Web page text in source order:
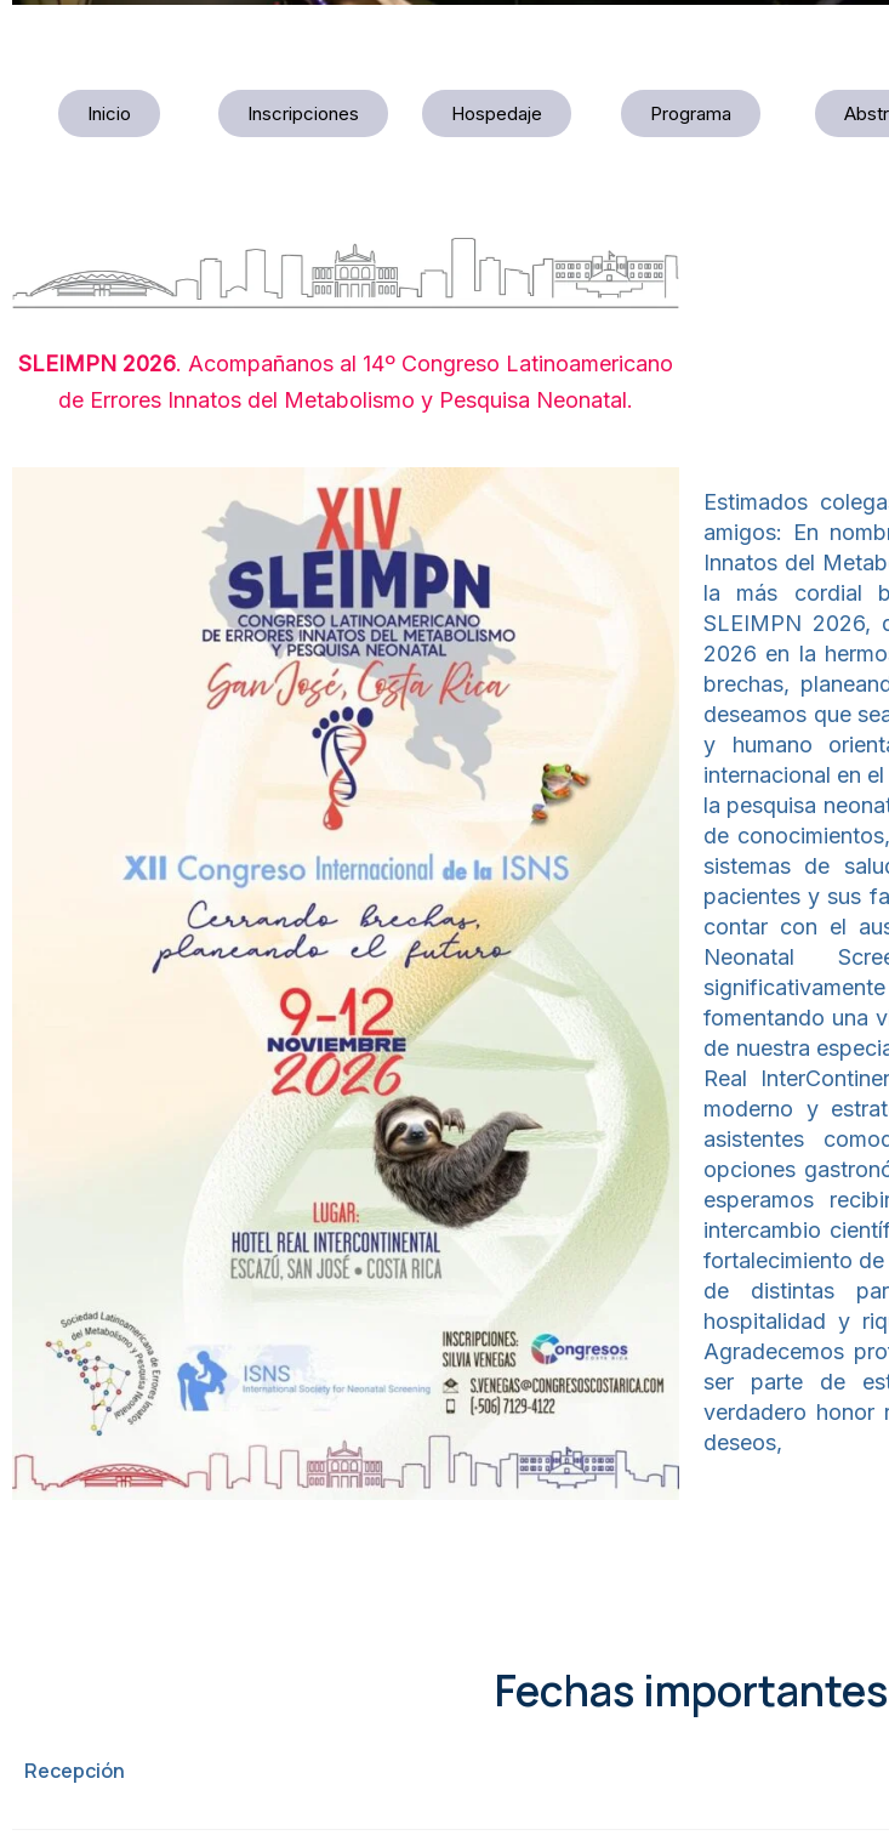
Inicio Inscripciones Hospedaje Programa
SLEIMPN 2026. Acompañanos al 14º Congreso Latinoamericano
de Errores Innatos del Metabolismo y Pesquisa Neonatal.
Estimados
amigos: En
Innatos del
la más cordial
SLEIMPN 2026,
2026 en la
brechas,
deseamos que
y humano
internacional en
la pesquisa
de
sistemas de
pacientes y sus
contar con el
Neonatal
fomentando una
de nuestra
Real
moderno y
asistentes
opciones
esperamos
intercambio
fortalecimiento
de distintas
hospitalidad y
Agradecemos
ser parte de
verdadero honor
deseos,
Fechas importantes
Recepción